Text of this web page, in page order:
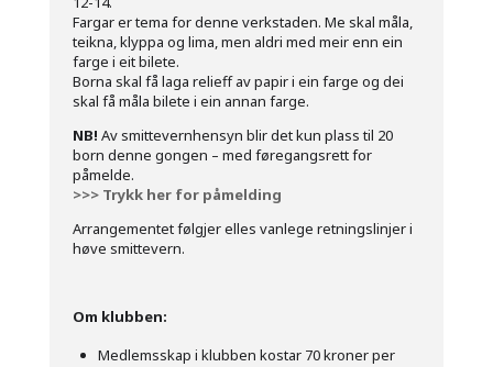
Fargar er tema for denne verkstaden. Me skal måla,
teikna, klyppa og lima, men aldri med meir enn ein
farge i eit bilete.
Borna skal få laga relieff av papir i ein farge og dei
skal få måla bilete i ein annan farge.
NB! Av smittevernhensyn blir det kun plass til 20
born denne gongen – med føregangsrett for
påmelde.
>>> Trykk her for påmelding
Arrangementet følgjer elles vanlege retningslinjer i
høve smittevern.
Om klubben:
Medlemsskap i klubben kostar 70 kroner per